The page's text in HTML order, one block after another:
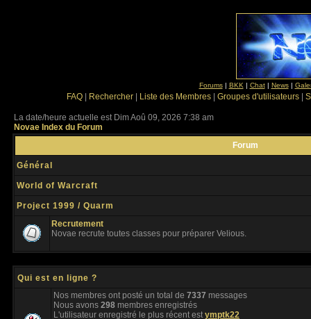
Forums| BKK | Chat| News|
FAQ Rechercher Liste des Membres Groupes d'utilisateurs
La date/heure actuelle est Dim Aoû 09, 2026 7:38 am
Novae Index du Forum
Forum
Général
World of Warcraft
Project 1999 / Quarm
Recrutement
Novae recrute toutes classes pour préparer Velious.
Qui est en ligne ?
Nos membres ont posté un total de 7337 messages
Nous avons 298 membres enregistrés
L'utilisateur enregistré le plus récent estymptk22